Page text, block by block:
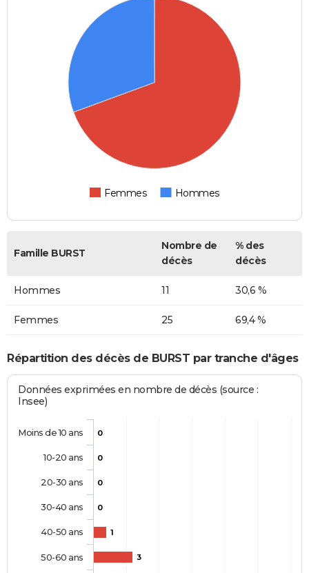
Femmes Hommes
Famille BURST
Nombre de
décès
% des
décès
Hommes 11 30,6 %
Femmes 25 69,4 %
Répartition des décès de BURST par tranche d'âges
Données exprimées en nombre de décès (source :
Insee)
0
0
0
0
1
3
Moins de 10 ans
10-20 ans
20-30 ans
30-40 ans
40-50 ans
50-60 ans